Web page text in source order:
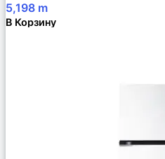
5,198 m
В Корзину